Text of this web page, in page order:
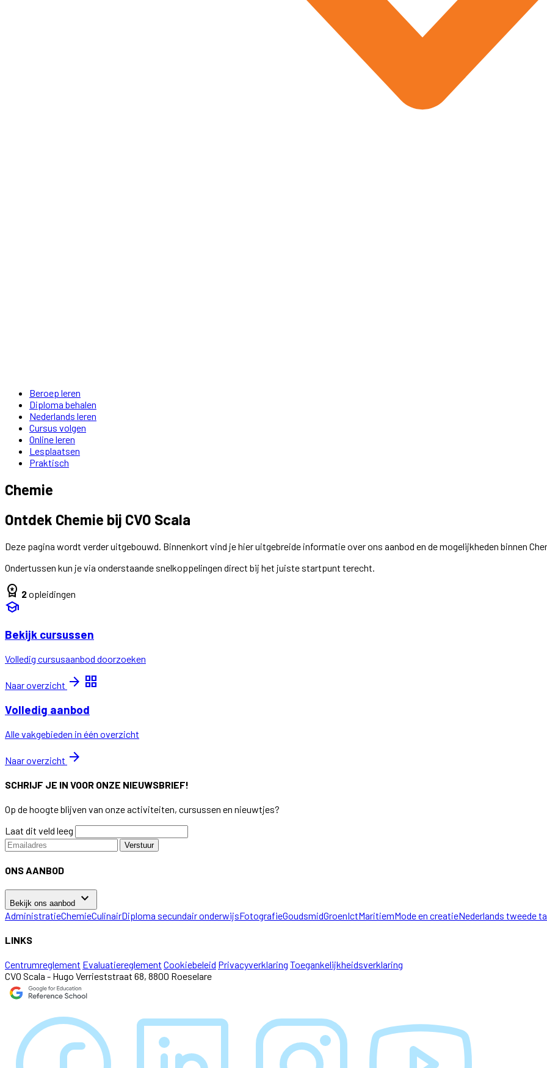
Beroep leren
Diploma behalen
Nederlands leren
Cursus volgen
Online leren
Lesplaatsen
Praktisch
Chemie
Ontdek Chemie bij CVO Scala
Deze pagina wordt verder uitgebouwd. Binnenkort vind je hier uitgebreide informatie over ons aanbod en de mogelijkheden binnen
Ondertussen kun je via onderstaande snelkoppelingen direct bij het juiste startpunt terecht.
workspace_premium 2opleidingen
school
Bekijk cursussen
Volledig cursusaanbod doorzoeken
Naar overzicht arrow_forward grid_view
Volledig aanbod
Alle vakgebieden in één overzicht
Naar overzicht arrow_forward
SCHRIJF JE IN VOOR ONZE NIEUWSBRIEF!
Op de hoogte blijven van onze activiteiten, cursussen en nieuwtjes?
Laat dit veld leeg
Verstuur
ONS AANBOD
Bekijk ons aanbod keyboard_arrow_down
AdministratieChemieCulinairDiploma secundair onderwijsFotografieGoudsmidGroenIctMaritiemMode en creatieNederlands tweede
LINKS
Centrumreglement Evaluatiereglement Cookiebeleid Privacyverklaring Toegankelijkheidsverklaring
CVO Scala - Hugo Verrieststraat 68, 8800 Roeselare